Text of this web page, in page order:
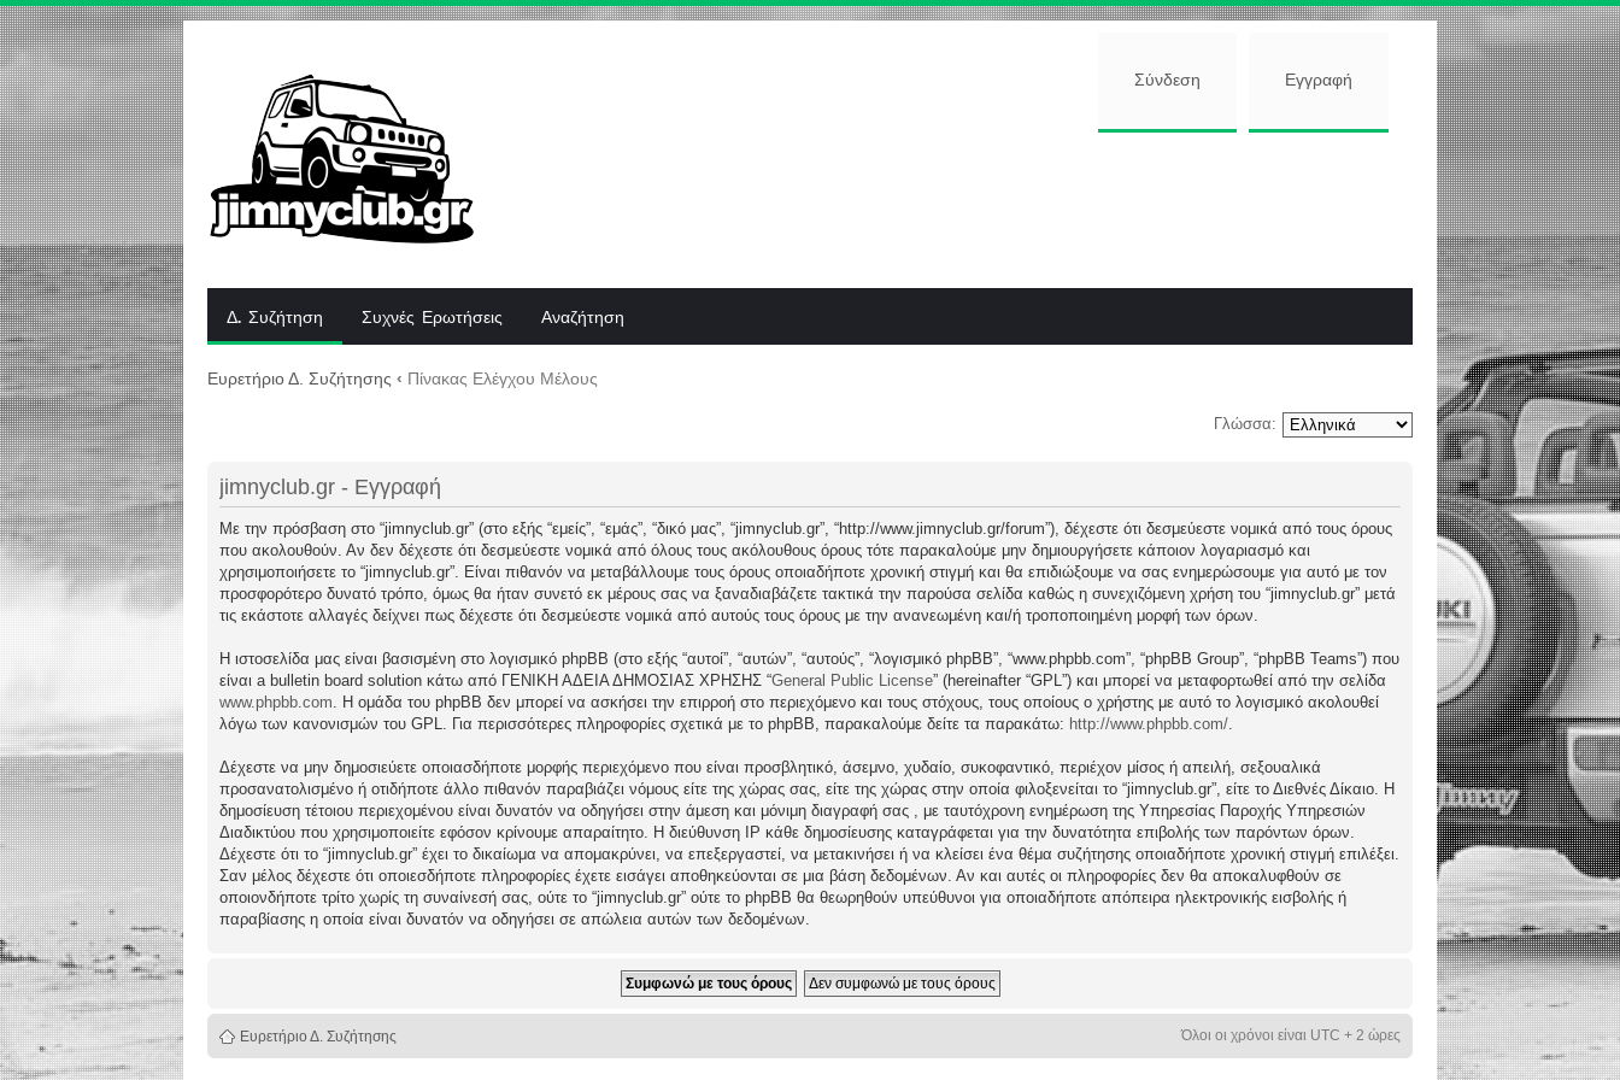
Σύνδεση Εγγραφή
Δ. Συζήτηση Συχνές Ερωτήσεις Αναζήτηση
Ευρετήριο Δ. Συζήτησης ‹ Πίνακας Ελέγχου Μέλους
Γλώσσα:
jimnyclub.gr - Εγγραφή
Με την πρόσβαση στο “jimnyclub.gr” (στο εξής “εμείς”, “εμάς”, “δικό μας”, “jimnyclub.gr”, “http://www.jimnyclub.gr/forum”), δέχεστε ότι δεσμεύεστε νομικά από τους όρους
που ακολουθούν. Αν δεν δέχεστε ότι δεσμεύεστε νομικά από όλους τους ακόλουθους όρους τότε παρακαλούμε μην δημιουργήσετε κάποιον λογαριασμό και
χρησιμοποιήσετε το “jimnyclub.gr”. Είναι πιθανόν να μεταβάλλουμε τους όρους οποιαδήποτε χρονική στιγμή και θα επιδιώξουμε να σας ενημερώσουμε για αυτό με τον
προσφορότερο δυνατό τρόπο, όμως θα ήταν συνετό εκ μέρους σας να ξαναδιαβάζετε τακτικά την παρούσα σελίδα καθώς η συνεχιζόμενη χρήση του “jimnyclub.gr” μετά
τις εκάστοτε αλλαγές δείχνει πως δέχεστε ότι δεσμεύεστε νομικά από αυτούς τους όρους με την ανανεωμένη και/ή τροποποιημένη μορφή των όρων.
Η ιστοσελίδα μας είναι βασισμένη στο λογισμικό phpBB (στο εξής “αυτοί”, “αυτών”, “αυτούς”, “λογισμικό phpBB”, “www.phpbb.com”, “phpBB Group”, “phpBB Teams”) που
είναι a bulletin board solution κάτω από ΓΕΝΙΚΗ ΑΔΕΙΑ ΔΗΜΟΣΙΑΣ ΧΡΗΣΗΣ “General Public License” (hereinafter “GPL”) και μπορεί να μεταφορτωθεί από την σελίδα
www.phpbb.com. Η ομάδα του phpBB δεν μπορεί να ασκήσει την επιρροή στο περιεχόμενο και τους στόχους, τους οποίους ο χρήστης με αυτό το λογισμικό ακολουθεί
λόγω των κανονισμών του GPL. Για περισσότερες πληροφορίες σχετικά με το phpBB, παρακαλούμε δείτε τα παρακάτω: http://www.phpbb.com/.
Δέχεστε να μην δημοσιεύετε οποιασδήποτε μορφής περιεχόμενο που είναι προσβλητικό, άσεμνο, χυδαίο, συκοφαντικό, περιέχον μίσος ή απειλή, σεξουαλικά
προσανατολισμένο ή οτιδήποτε άλλο πιθανόν παραβιάζει νόμους είτε της χώρας σας, είτε της χώρας στην οποία φιλοξενείται το “jimnyclub.gr”, είτε το Διεθνές Δίκαιο. Η
δημοσίευση τέτοιου περιεχομένου είναι δυνατόν να οδηγήσει στην άμεση και μόνιμη διαγραφή σας , με ταυτόχρονη ενημέρωση της Υπηρεσίας Παροχής Υπηρεσιών
Διαδικτύου που χρησιμοποιείτε εφόσον κρίνουμε απαραίτητο. Η διεύθυνση IP κάθε δημοσίευσης καταγράφεται για την δυνατότητα επιβολής των παρόντων όρων.
Δέχεστε ότι το “jimnyclub.gr” έχει το δικαίωμα να απομακρύνει, να επεξεργαστεί, να μετακινήσει ή να κλείσει ένα θέμα συζήτησης οποιαδήποτε χρονική στιγμή επιλέξει.
Σαν μέλος δέχεστε ότι οποιεσδήποτε πληροφορίες έχετε εισάγει αποθηκεύονται σε μια βάση δεδομένων. Αν και αυτές οι πληροφορίες δεν θα αποκαλυφθούν σε
οποιονδήποτε τρίτο χωρίς τη συναίνεσή σας, ούτε το “jimnyclub.gr” ούτε το phpBB θα θεωρηθούν υπεύθυνοι για οποιαδήποτε απόπειρα ηλεκτρονικής εισβολής ή
παραβίασης η οποία είναι δυνατόν να οδηγήσει σε απώλεια αυτών των δεδομένων.
Ευρετήριο Δ. Συζήτησης Όλοι οι χρόνοι είναι UTC + 2 ώρες